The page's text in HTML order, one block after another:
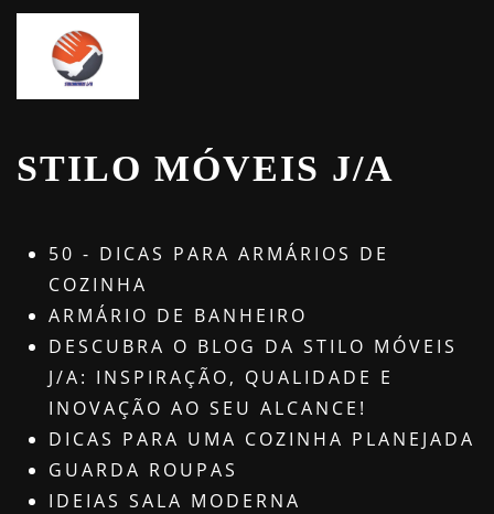
STILO MÓVEIS J/A
50 - DICAS PARA ARMÁRIOS DE
COZINHA
ARMÁRIO DE BANHEIRO
DESCUBRA O BLOG DA STILO MÓVEIS
J/A: INSPIRAÇÃO, QUALIDADE E
INOVAÇÃO AO SEU ALCANCE!
DICAS PARA UMA COZINHA PLANEJADA
GUARDA ROUPAS
IDEIAS SALA MODERNA